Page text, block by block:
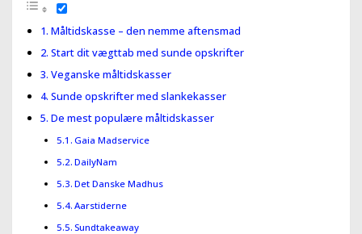
Måltidskasse – den nemme aftensmad
Start dit vægttab med sunde opskrifter
Veganske måltidskasser
Sunde opskrifter med slankekasser
De mest populære måltidskasser
Gaia Madservice
DailyNam
Det Danske Madhus
Aarstiderne
Sundtakeaway